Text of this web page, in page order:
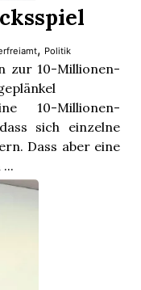
, Politik
zur 10-Millionen-
10-Millionen-
sich einzelne
Dass aber eine